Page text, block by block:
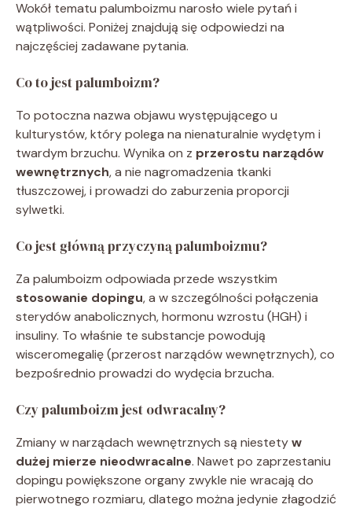
Wokół tematu palumboizmu narosło wiele pytań i
wątpliwości. Poniżej znajdują się odpowiedzi na
najczęściej zadawane pytania.
Co to jest palumboizm?
To potoczna nazwa objawu występującego u
kulturystów, który polega na nienaturalnie wydętym i
twardym brzuchu. Wynika on z przerostu narządów
wewnętrznych, a nie nagromadzenia tkanki
tłuszczowej, i prowadzi do zaburzenia proporcji
sylwetki.
Co jest główną przyczyną palumboizmu?
Za palumboizm odpowiada przede wszystkim
stosowanie dopingu, a w szczególności połączenia
sterydów anabolicznych, hormonu wzrostu (HGH) i
insuliny. To właśnie te substancje powodują
wisceromegalię (przerost narządów wewnętrznych), co
bezpośrednio prowadzi do wydęcia brzucha.
Czy palumboizm jest odwracalny?
Zmiany w narządach wewnętrznych są niestetyw
dużej mierze nieodwracalne. Nawet po zaprzestaniu
dopingu powiększone organy zwykle nie wracają do
pierwotnego rozmiaru, dlatego można jedynie złagodzić